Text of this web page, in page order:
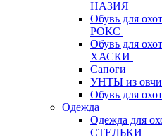
НАЗИЯ
Обувь для
РОКС
Обувь для
ХАСКИ
Сапоги
УНТЫ из
Обувь для
Одежда
Одежда для
СТЕЛЬКИ